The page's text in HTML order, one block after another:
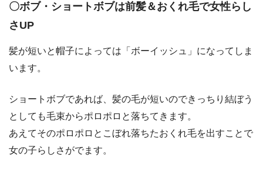
〇ボブ・ショートボブは前髪＆おくれ毛で女性らし
さUP
髪が短いと帽子によっては「ボーイッシュ」になってしま
います。
ショートボブであれば、髪の毛が短いのできっちり結ぼう
としても毛束からポロポロと落ちてきます。
あえてそのポロポロとこぼれ落ちたおくれ毛を出すことで
女の子らしさがでます。